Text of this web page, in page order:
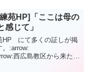
苑HP]「ここは母の
感じて」
HP にて多くの証しが掲
。:arrow:
西広島教区から来た